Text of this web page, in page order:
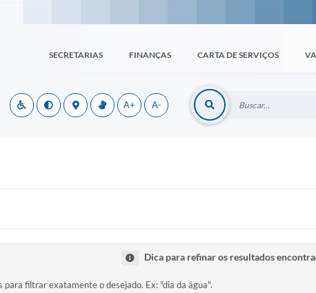
SECRETARIAS FINANÇAS CARTA DE SERVIÇOS
A+ A-
Dica para refinar os resultados
para filtrar exatamente o desejado. Ex: "dia da água".